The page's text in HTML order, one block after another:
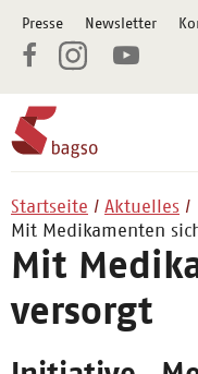
Presse Newsletter
Startseite
Aktuelles
Mit Medikamenten
Mit
versorgt